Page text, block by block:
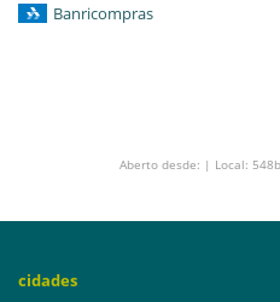
Banricompras
Aberto desde: | Local:
cidades